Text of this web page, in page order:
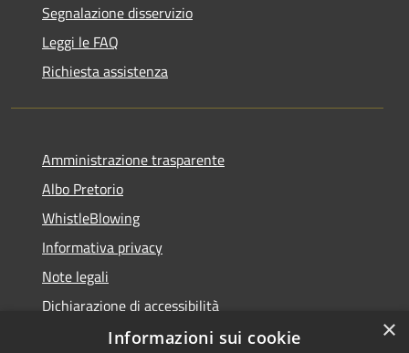
Segnalazione disservizio
Leggi le FAQ
Richiesta assistenza
Amministrazione trasparente
Albo Pretorio
WhistleBlowing
Informativa privacy
Note legali
Dichiarazione di accessibilità
×
Informazioni sui cookie